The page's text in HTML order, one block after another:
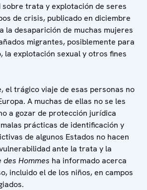
sobre trata y explotación de seres
de crisis, publicado en diciembre
la desaparición de muchas mujeres
migrantes, posiblemente para
la explotación sexual y otros fines
el trágico viaje de esas personas no
A muchas de ellas no se les
a gozar de protección jurídica
prácticas de identificación y
de algunos Estados no hacen
ante la trata y la
des Hommes ha informado acerca
incluido el de los niños, en campos